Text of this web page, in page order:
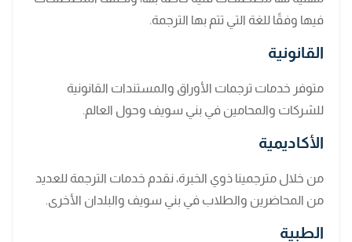
فيها وفقًا للغة التي تتم بها الترجمة.
القانونية
متوفر خدمات ترجمات الأوراق والمستندات القانونية
للشركات والمحامين في بني سويف وحول العالم.
الأكاديمية
من خلال مترجمينا ذوي الخبرة، نقدم خدمات الترجمة للعديد
من المحاضرين والطلاب في بني سويف والبلدان الأخرى.
الطبية